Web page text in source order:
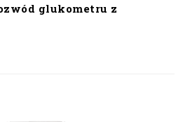
glukometru z